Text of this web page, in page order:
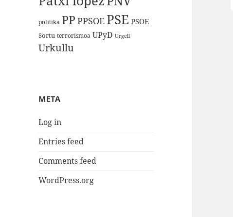
politika PP PPSOE PSE PSOE
Sortu terrorismoa UPyD Urgell
Urkullu
META
Log in
Entries feed
Comments feed
WordPress.org